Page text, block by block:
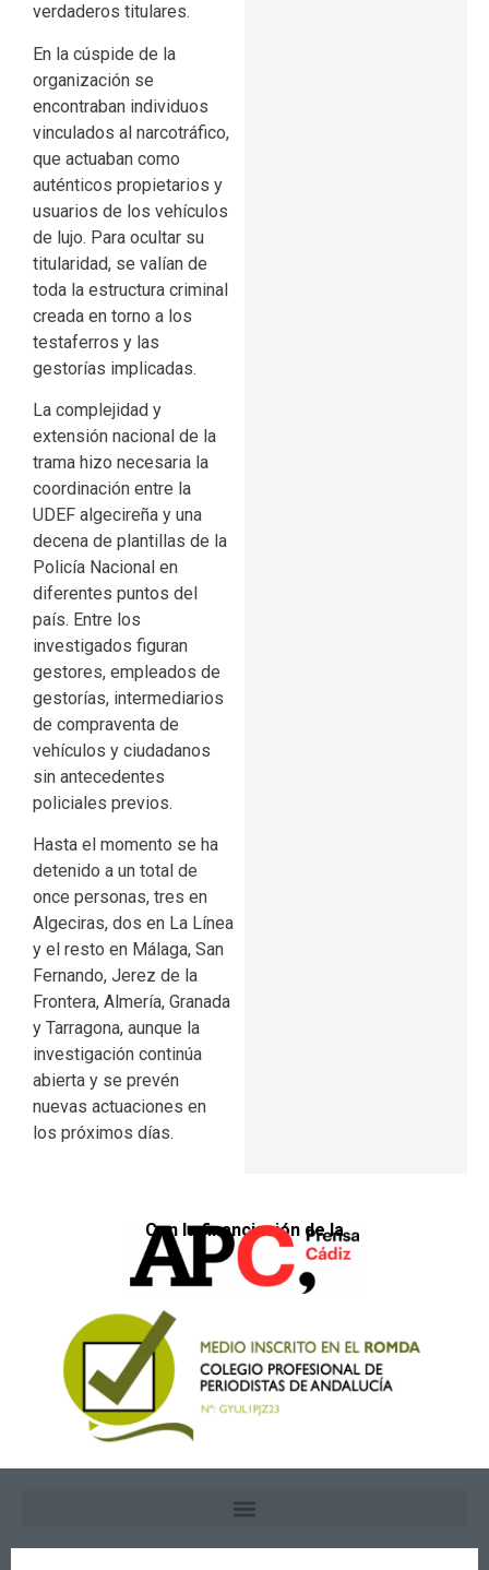
verdaderos titulares.
En la cúspide de la
organización se
encontraban individuos
vinculados al narcotráfico,
que actuaban como
auténticos propietarios y
usuarios de los vehículos
de lujo. Para ocultar su
titularidad, se valían de
toda la estructura criminal
creada en torno a los
testaferros y las
gestorías implicadas.
La complejidad y
extensión nacional de la
trama hizo necesaria la
coordinación entre la
UDEF algecireña y una
decena de plantillas de la
Policía Nacional en
diferentes puntos del
país. Entre los
investigados figuran
gestores, empleados de
gestorías, intermediarios
de compraventa de
vehículos y ciudadanos
sin antecedentes
policiales previos.
Hasta el momento se ha
detenido a un total de
once personas, tres en
Algeciras, dos en La Línea
y el resto en Málaga, San
Fernando, Jerez de la
Frontera, Almería, Granada
y Tarragona, aunque la
investigación continúa
abierta y se prevén
nuevas actuaciones en
los próximos días.
Con la financiación de la